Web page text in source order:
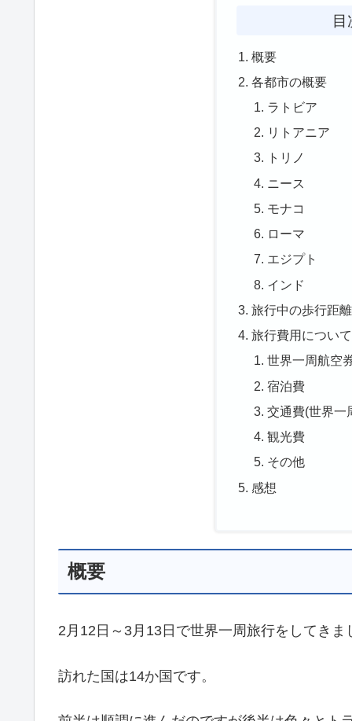
目
概要
各都市の概要
ラトビア
リトアニア
トリノ
ニース
モナコ
ローマ
エジプト
インド
旅行中の歩行距離
旅行費用について
世界一周航空
宿泊費
交通費(世界一
観光費
その他
感想
概要
2月12日～3月13日で世界一周旅行をしてきま
訪れた国は14か国です。